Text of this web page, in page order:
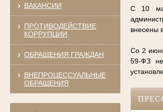
ВАКАНСИИ
ПРОТИВОДЕЙСТВИЕ
КОРРУПЦИИ
ОБРАЩЕНИЯ ГРАЖДАН
ВНЕПРОЦЕССУАЛЬНЫЕ
ОБРАЩЕНИЯ
С 10
внесены
Со 2
59-ФЗ